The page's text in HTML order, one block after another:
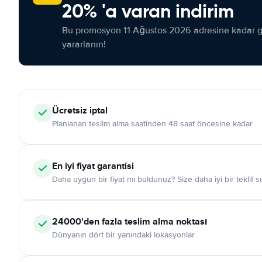
20% 'a varan indirim
Bu promosyon 11 Ağustos 2026 adresine kadar
yararlanın!
Ücretsiz iptal
Planlanan teslim alma saatinden 48 saat öncesine kadar
En iyi fiyat garantisi
Daha uygun bir fiyat mı buldunuz? Size daha iyi bir teklif
24000'den fazla teslim alma noktası
Dünyanın dört bir yanındaki lokasyonlar